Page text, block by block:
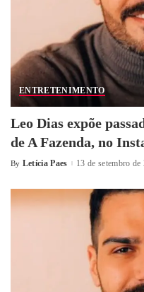
ENTRETENIMENTO
Leo Dias expõe
de A Fazenda, no
By Letícia Paes 13 de setembro de